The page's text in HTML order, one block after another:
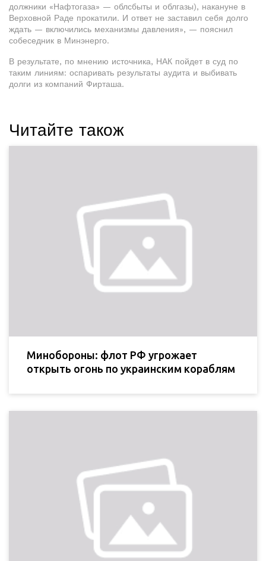
должники «Нафтогаза» — облсбыты и облгазы), накануне в
Верховной Раде прокатили. И ответ не заставил себя долго
ждать — включились механизмы давления», — пояснил
собеседник в Минэнерго.
В результате, по мнению источника, НАК пойдет в суд по
таким линиям: оспаривать результаты аудита и выбивать
долги из компаний Фирташа.
Читайте також
Минобороны: флот РФ угрожает
открыть огонь по украинским кораблям